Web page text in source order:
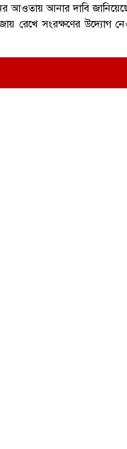
আওতায় আনার দাবি
রেখে সংরক্ষণের উদ্যোগ